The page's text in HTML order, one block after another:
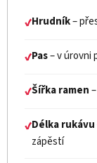
✔Hrudník–
✔Pas– v úrovni
✔Šířka ramen
✔Délka rukávu
zápěstí